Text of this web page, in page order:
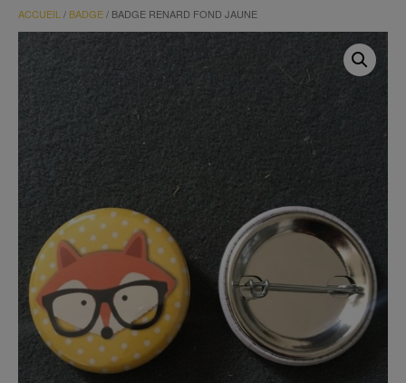
ACCUEIL / BADGE/ BADGE RENARD FOND JAUNE